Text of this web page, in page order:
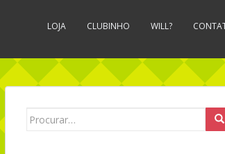
LOJA CLUBINHO WILL?
Search for: